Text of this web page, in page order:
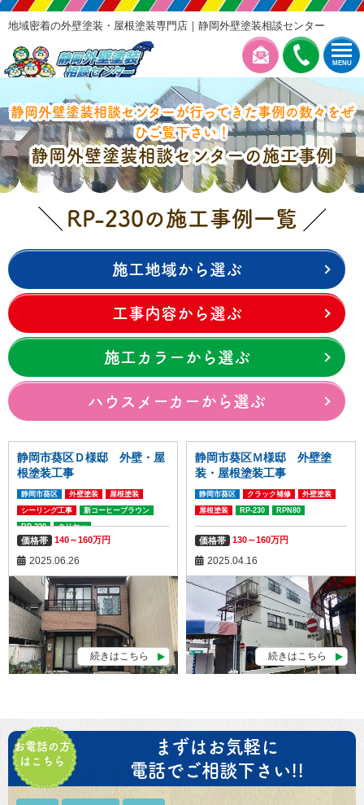
MENU
地域密着の外壁塗装・屋根塗装専門店｜静岡外壁塗装相談センター
静岡外壁塗装相談センターが行ってきた事例の数々をぜ
ひご覧下さい！
静岡外壁塗装相談センターの施工事例
RP-230の施工事例一覧
施工地域から選ぶ
工事内容から選ぶ
施工カラーから選ぶ
ハウスメーカーから選ぶ
静岡市葵区Ｄ様邸 外壁・屋
根塗装工事
静岡市葵区 外壁塗装
屋根塗装
シーリング工事
新コーヒーブラウン
RP-230
クリヤー
価格帯 140～160万円
2025.06.26
続きはこちら
静岡市葵区Ｍ様邸 外壁塗
装・屋根塗装工事
静岡市葵区 クラック補修
外壁塗装
屋根塗装
RP-230 RPN80
価格帯 130～160万円
2025.04.16
続きはこちら
お電話の方
はこちら
まずはお気軽に
電話でご相談下さい!!